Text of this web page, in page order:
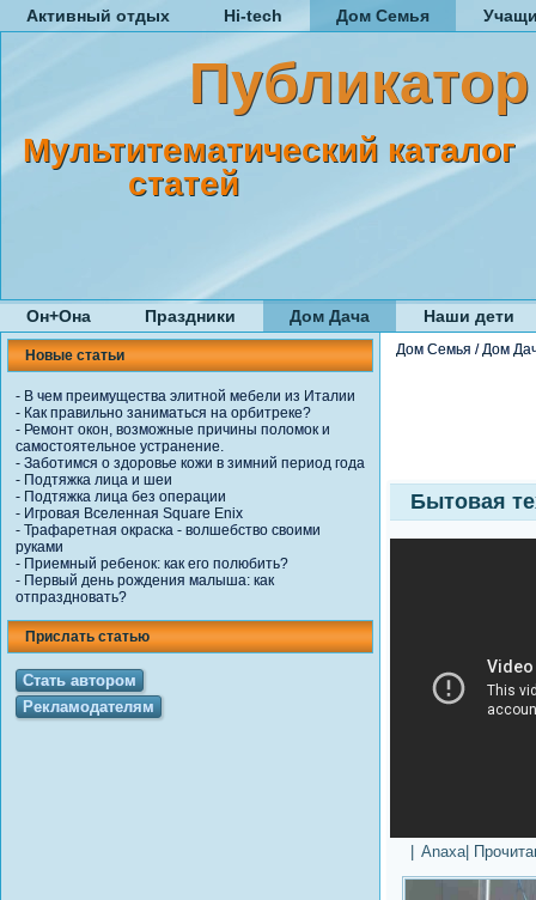
Активный отдых Hi-tech Дом Семья
Публикатор
Мультитематический каталог
статей
Он+Она Праздники Дом Дача Наши дети
Новые статьи
- В чем преимущества элитной мебели из Италии
- Как правильно заниматься на орбитреке?
- Ремонт окон, возможные причины поломок и
самостоятельное устранение.
- Заботимся о здоровье кожи в зимний период года
- Подтяжка лица и шеи
- Подтяжка лица без операции
- Игровая Вселенная Square Enix
- Трафаретная окраска - волшебство своими
руками
- Приемный ребенок: как его полюбить?
- Первый день рождения малыша: как
отпраздновать?
Прислать статью
Стать автором
Рекламодателям
Дом Семья /Дом
Бытовая
Anaxa|